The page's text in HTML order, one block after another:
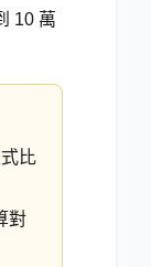
10 萬
比
對